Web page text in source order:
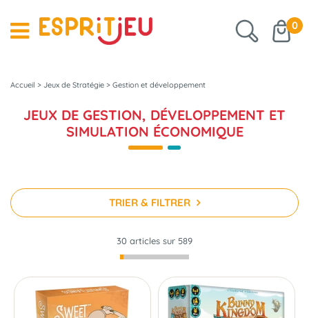
0
Accueil > Jeux de Stratégie > Gestion et développement
JEUX DE GESTION, DÉVELOPPEMENT ET
SIMULATION ÉCONOMIQUE
TRIER & FILTRER
30 articles sur 589